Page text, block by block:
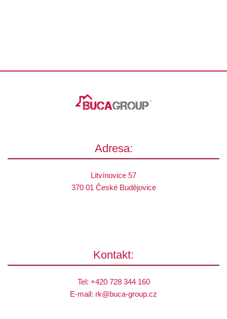
Adresa:
Litvínovice 57
370 01 České Budějovice
Kontakt:
Tel: +420 728 344 160
E-mail: rk@buca-group.cz